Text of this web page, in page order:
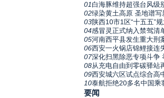
01白海豚维持超强台风级
02绿染黄土高原 圣地谱
03陕西10市1区“十五五”
04感冒灵正式纳入禁驾清
05河南西平县发生重大刑
06西安一火锅店锦鲤接连
07深化扫黑除恶专项斗争
08从充电自由到零碳驿站
09西安城六区试点综合高
10泰航拒绝20多名中国乘
要闻